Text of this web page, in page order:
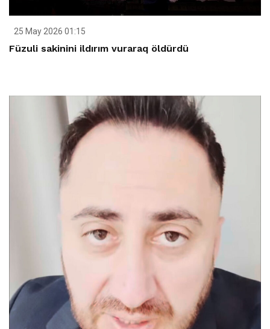
25 May 2026 01:15
Füzuli sakinini ildırım vuraraq öldürdü